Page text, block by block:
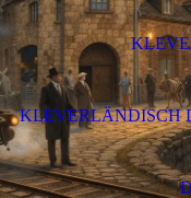
KLEVERLÄNDISCH